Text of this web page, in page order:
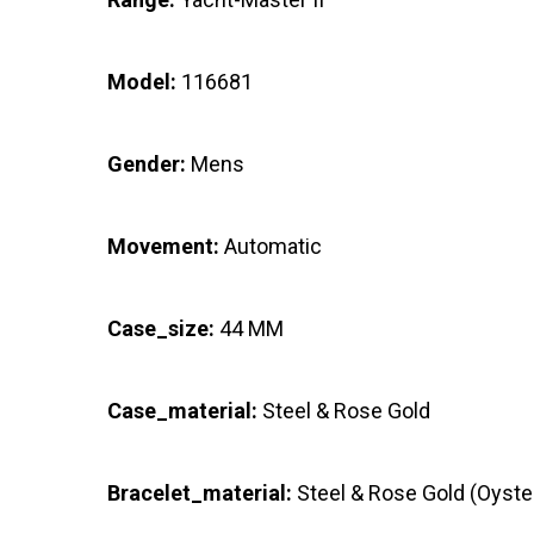
Model: 116681
Gender: Mens
Movement: Automatic
Case_size: 44 MM
Case_material: Steel & Rose Gold
Bracelet_material: Steel & Rose Gold